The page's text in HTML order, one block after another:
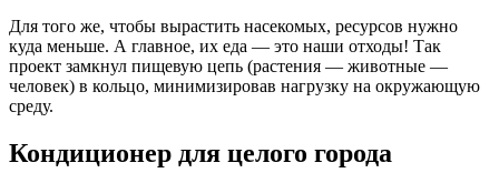
Для того же, чтобы вырастить насекомых, ресурсов нужно
куда меньше. А главное, их еда — это наши отходы! Так
проект замкнул пищевую цепь (растения — животные —
человек) в кольцо, минимизировав нагрузку на окружающую
среду.
Кондиционер для целого города